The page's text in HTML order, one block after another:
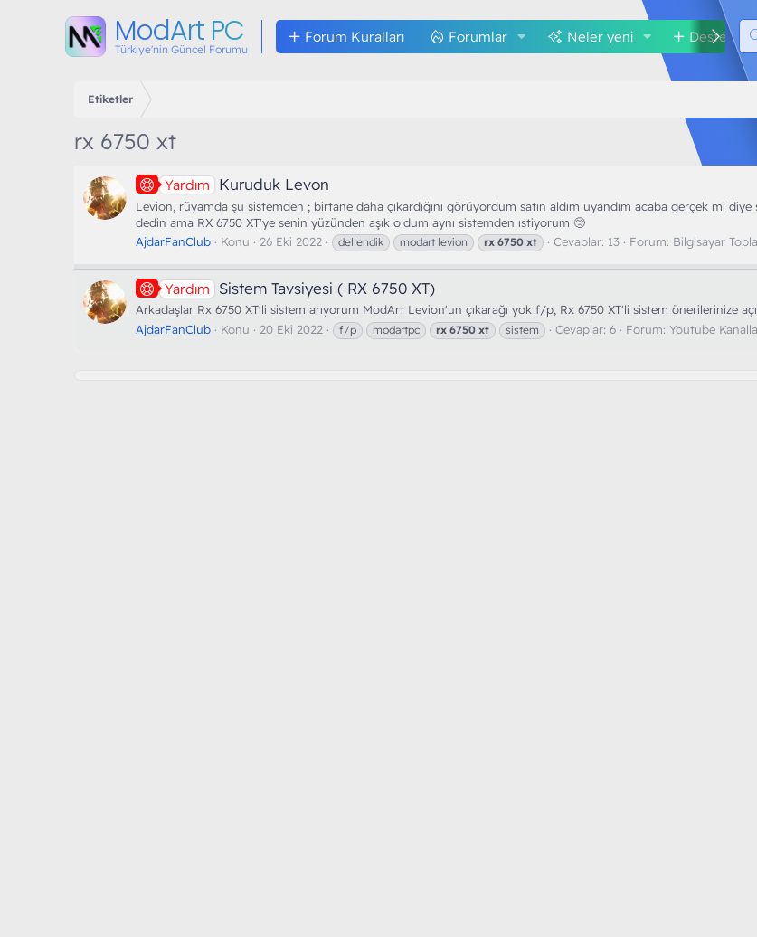
ModArt PC
Türkiye'nin Güncel Forumu
Forum Kuralları Forumlar Neler yeni Destek
Etiketler
rx 6750 xt
Yardım Kuruduk Levon
Levion, rüyamda şu sistemden ; birtane daha çıkardığını görüyordum satın aldım uyandım acaba gerçek mi
dedin ama RX 6750 XT'ye senin yüzünden aşık oldum aynı sistemden ıstiyorum 🥺
AjdarFanClub
Konu 26 Eki 2022 dellendik modart levion rx 6750 xt Cevaplar: 13 Forum: Bilgisayar
Yardım Sistem Tavsiyesi ( RX 6750 XT)
Arkadaşlar Rx 6750 XT'li sistem arıyorum ModArt Levion'un çıkarağı yok f/p, Rx 6750 XT'li sistem önerilerinize
AjdarFanClub
Konu 20 Eki 2022 f/p modartpc rx 6750 xt sistem Cevaplar: 6 Forum: Youtube